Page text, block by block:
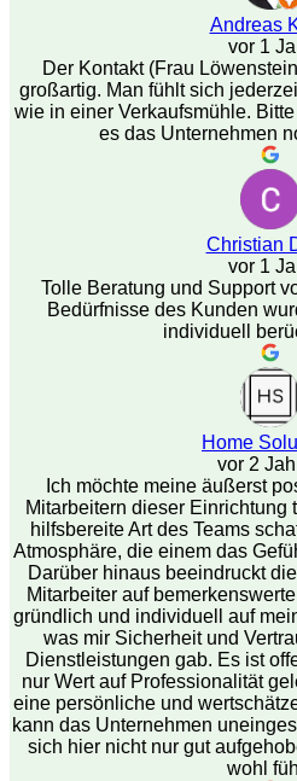
Andreas
vor 1
Der Kontakt (Frau
großartig. Man fühlt sich
wie in einer Verkaufsmühle.
es das Unternehmen
Christian
vor 1
Tolle Beratung und Support
Bedürfnisse des Kunden
individuell
Home
vor 2
Ich möchte meine äußerst
Mitarbeitern dieser Einrichtung
hilfsbereite Art des Teams
Atmosphäre, die einem das
Darüber hinaus beeindruckt
Mitarbeiter auf
gründlich und individuell auf
was mir Sicherheit und
Dienstleistungen gab. Es ist
nur Wert auf Professionalität
eine persönliche und
kann das Unternehmen
sich hier nicht nur gut
wohl